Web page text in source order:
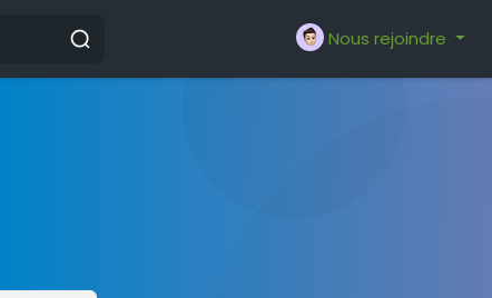
Nous rejoindre